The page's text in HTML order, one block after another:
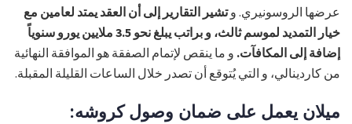
عرضها الروسونيري. وتشير التقارير إلى أن العقد يمتد لعامين مع
خيار التمديد لموسم ثالث، و براتب يبلغ نحو 3.5 ملايين يورو سنوياً
إضافة إلى المكافآت. و ما ينقص لإتمام الصفقة هو الموافقة النهائية
من كاردينالي، و التي يُتوقع أن تصدر خلال الساعات القليلة المقبلة.
ميلان يعمل على ضمان وصول كروشه: